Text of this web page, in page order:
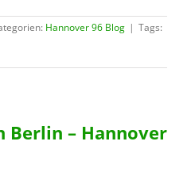
Hannover 96 Blog | Tags:
Berlin – Hannover